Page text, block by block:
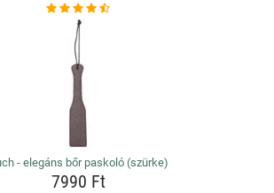
- elegáns bőr paskoló (szürke)
7990 Ft